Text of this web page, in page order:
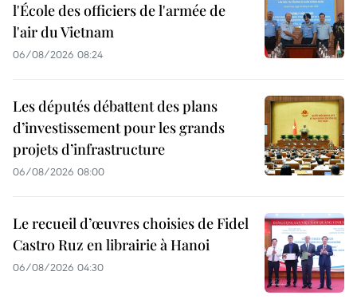
l'École des officiers de l'armée de
l'air du Vietnam
06/08/2026 08:24
Les députés débattent des plans
d’investissement pour les grands
projets d’infrastructure
06/08/2026 08:00
Le recueil d’œuvres choisies de Fidel
Castro Ruz en librairie à Hanoi
06/08/2026 04:30